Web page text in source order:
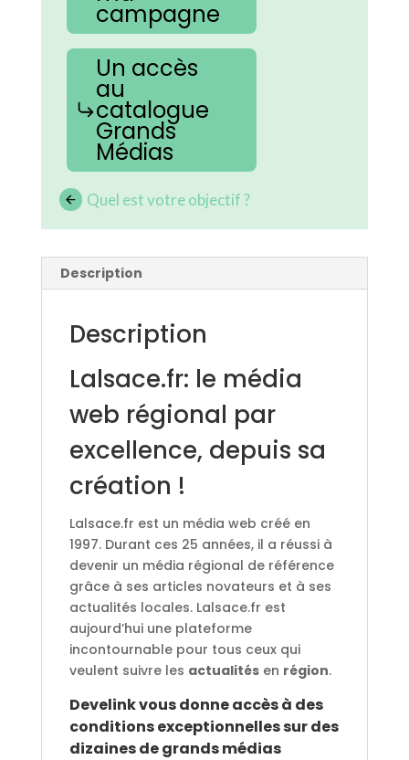
campagne
Un accès
au
catalogue
Grands
Médias
Quel est votre objectif ?
Description
Description
Lalsace.fr: le média
web régional par
excellence, depuis sa
création !
Lalsace.fr est un média web créé en
1997. Durant ces 25 années, il a réussi à
devenir un média régional de référence
grâce à ses articles novateurs et à ses
actualités locales. Lalsace.fr est
aujourd’hui une plateforme
incontournable pour tous ceux qui
veulent suivre les actualitésen région.
Develink vous donne accès à des
conditions exceptionnelles sur des
dizaines de grands médias